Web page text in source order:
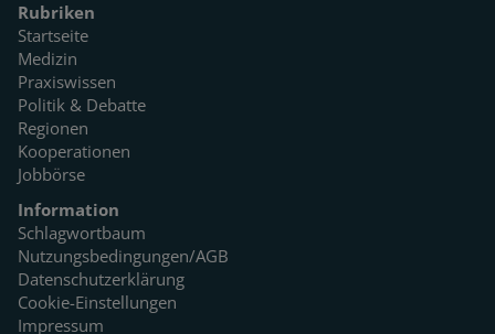
Rubriken
Startseite
Medizin
Praxiswissen
Politik & Debatte
Regionen
Kooperationen
Jobbörse
Information
Schlagwortbaum
Nutzungsbedingungen/AGB
Datenschutzerklärung
Cookie-Einstellungen
Impressum